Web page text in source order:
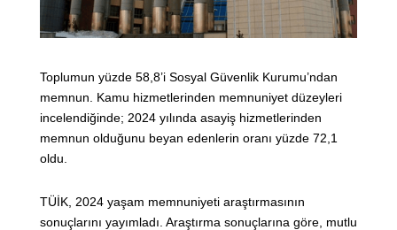
Toplumun yüzde 58,8’i Sosyal Güvenlik Kurumu’ndan
memnun. Kamu hizmetlerinden memnuniyet düzeyleri
incelendiğinde; 2024 yılında asayiş hizmetlerinden
memnun olduğunu beyan edenlerin oranı yüzde 72,1
oldu.
TÜİK, 2024 yaşam memnuniyeti araştırmasının
sonuçlarını yayımladı. Araştırma sonuçlarına göre, mutlu